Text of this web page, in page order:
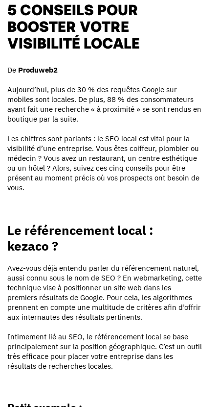
5 CONSEILS POUR
BOOSTER VOTRE
VISIBILITÉ LOCALE
De Produweb2
Aujourd’hui, plus de 30 % des requêtes Google sur
mobiles sont locales. De plus, 88 % des consommateurs
ayant fait une recherche « à proximité » se sont rendus en
boutique par la suite.
Les chiffres sont parlants : le SEO local est vital pour la
visibilité d’une entreprise. Vous êtes coiffeur, plombier ou
médecin ? Vous avez un restaurant, un centre esthétique
ou un hôtel ? Alors, suivez ces cinq conseils pour être
présent au moment précis où vos prospects ont besoin de
vous.
Le référencement local :
kezaco ?
Avez-vous déjà entendu parler du référencement naturel,
aussi connu sous le nom de SEO ? En webmarketing, cette
technique vise à positionner un site web dans les
premiers résultats de Google. Pour cela, les algorithmes
prennent en compte une multitude de critères afin d’offrir
aux internautes des résultats pertinents.
Intimement lié au SEO, le référencement local se base
principalement sur la position géographique. C’est un outil
très efficace pour placer votre entreprise dans les
résultats de recherches locales.